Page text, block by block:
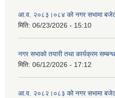
आ.व. २०८३।०८४ को नगर सभामा बजेट
मिति: 06/23/2026 - 15:10
नगर सभाको तयारी तथा कार्यक्रम
मिति: 06/12/2026 - 17:12
आ.व. २०८२।०८३ को नगर सभामा बजेट